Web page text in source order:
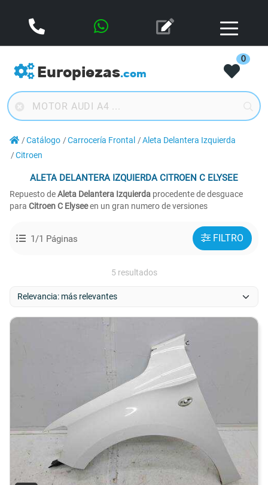
Europiezas.com
0
Catálogo Carrocería Frontal
Aleta Delantera Izquierda
Citroen
ALETA DELANTERA IZQUIERDACITROEN C ELYSEE
Repuesto deAleta Delantera Izquierda procedente de desguace
para Citroen C Elyseeen un gran numero de versiones
1/1 Páginas FILTRO
5 resultados